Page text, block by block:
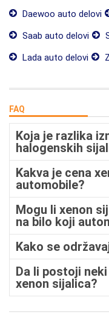
Daewoo auto delovi
Saab auto delovi
Lada auto delovi
FAQ
Koja je razlika
halogenskih
Kakva je cena
automobile?
Mogu li xenon
na bilo koji
Kako se
Da li postoji
xenon sijalica?